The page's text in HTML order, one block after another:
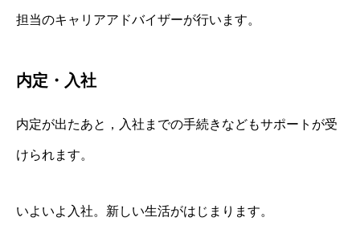
担当のキャリアアドバイザーが行います。
内定・入社
内定が出たあと，入社までの手続きなどもサポートが受
けられます。
いよいよ入社。新しい生活がはじまります。